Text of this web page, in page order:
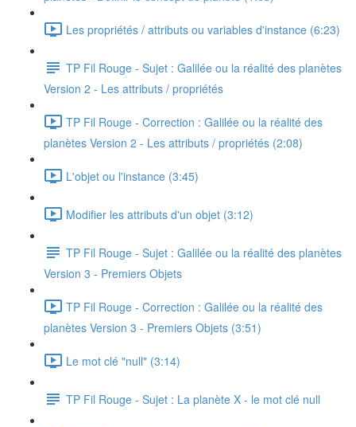
Les propriétés / attributs ou variables d'instance (6:23)
TP Fil Rouge - Sujet : Galilée ou la réalité des planètes
Version 2 - Les attributs / propriétés
TP Fil Rouge - Correction : Galilée ou la réalité des
planètes Version 2 - Les attributs / propriétés (2:08)
L'objet ou l'instance (3:45)
Modifier les attributs d'un objet (3:12)
TP Fil Rouge - Sujet : Galilée ou la réalité des planètes
Version 3 - Premiers Objets
TP Fil Rouge - Correction : Galilée ou la réalité des
planètes Version 3 - Premiers Objets (3:51)
Le mot clé "null" (3:14)
TP Fil Rouge - Sujet : La planète X - le mot clé null